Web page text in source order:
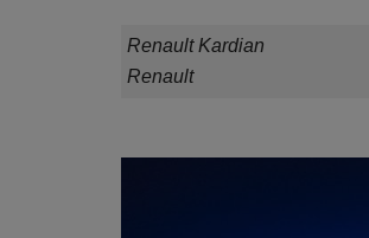
Renault Kardian
Renault